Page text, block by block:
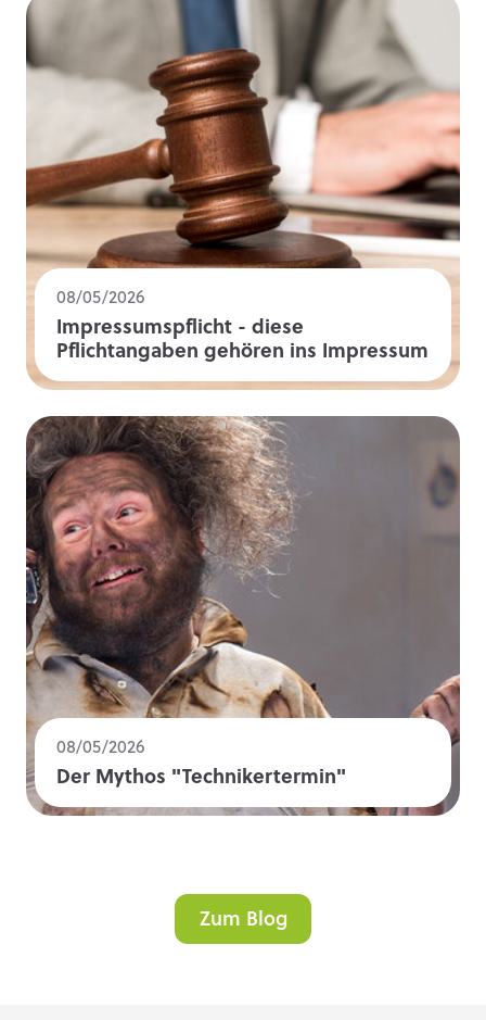
08/05/2026
Impressumspflicht - diese
Pflichtangaben gehören ins Impressum
08/05/2026
Der Mythos "Technikertermin"
Zum Blog